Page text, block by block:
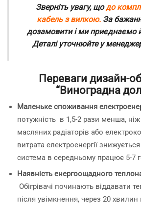
Зверніть увагу, щодо
кабель з вилкою. За
дозамовити і ми приєднаємо
Деталі уточнюйте у
Переваги дизайн-
“Виноградна
Маленьке споживання
потужність в 1,5-2 рази менша, ніж
масляних радіаторів або
витрата електроенергії
система в середньому працює 5-7
Наявність енергоощадного
Обігрівачі починають віддавати
після увімкнення, через 20